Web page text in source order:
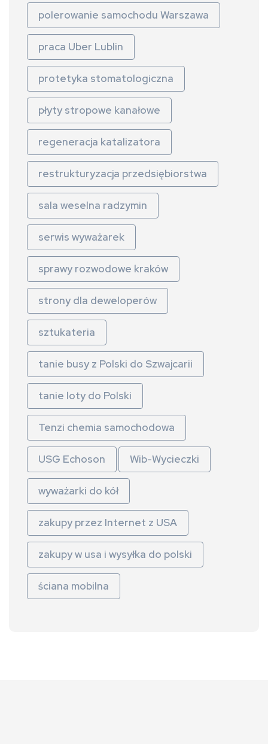
polerowanie samochodu Warszawa
praca Uber Lublin
protetyka stomatologiczna
płyty stropowe kanałowe
regeneracja katalizatora
restrukturyzacja przedsiębiorstwa
sala weselna radzymin
serwis wyważarek
sprawy rozwodowe kraków
strony dla deweloperów
sztukateria
tanie busy z Polski do Szwajcarii
tanie loty do Polski
Tenzi chemia samochodowa
USG Echoson Wib-Wycieczki
wyważarki do kół
zakupy przez Internet z USA
zakupy w usa i wysyłka do polski
ściana mobilna